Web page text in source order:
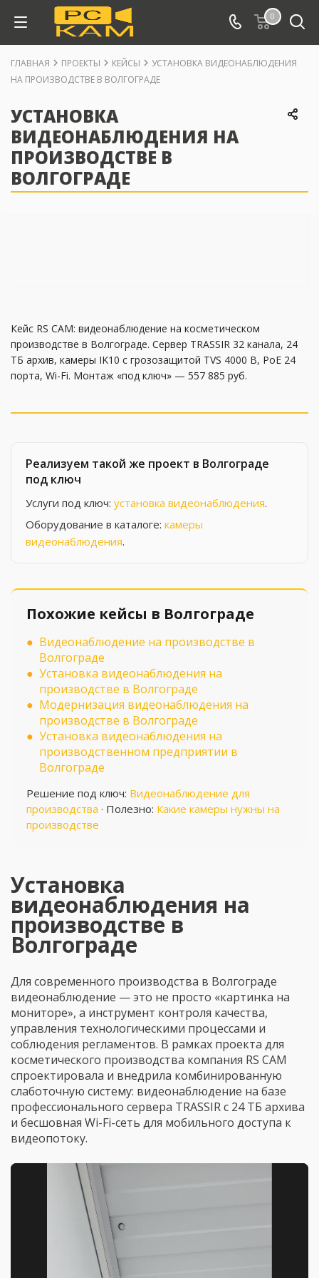
0
ГЛАВНАЯ ПРОЕКТЫ КЕЙСЫ
УСТАНОВКА ВИДЕОНАБЛЮДЕНИЯ
НА ПРОИЗВОДСТВЕ В ВОЛГОГРАДЕ
УСТАНОВКА
ВИДЕОНАБЛЮДЕНИЯ НА
ПРОИЗВОДСТВЕ В
ВОЛГОГРАДЕ
Кейс RS CAM: видеонаблюдение на косметическом
производстве в Волгограде. Сервер TRASSIR 32 канала, 24
ТБ архив, камеры IK10 с грозозащитой TVS 4000 В, PoE 24
порта, Wi-Fi. Монтаж «под ключ» — 557 885 руб.
Реализуем такой же проект в Волгограде
под ключ
Услуги под ключ: установка видеонаблюдения.
Оборудование в каталоге: камеры
видеонаблюдения.
Похожие кейсы в Волгограде
Видеонаблюдение на производстве в
Волгограде
Установка видеонаблюдения на
производстве в Волгограде
Модернизация видеонаблюдения на
производстве в Волгограде
Установка видеонаблюдения на
производственном предприятии в
Волгограде
Решение под ключ: Видеонаблюдение для
производства · Полезно: Какие камеры нужны на
производстве
Установка
видеонаблюдения на
производстве в
Волгограде
Для современного производства в Волгограде
видеонаблюдение — это не просто «картинка на
мониторе», а инструмент контроля качества,
управления технологическими процессами и
соблюдения регламентов. В рамках проекта для
косметического производства компания RS CAM
спроектировала и внедрила комбинированную
слаботочную систему: видеонаблюдение на базе
профессионального сервера TRASSIR с 24 ТБ архива
и бесшовная Wi-Fi-сеть для мобильного доступа к
видеопотоку.